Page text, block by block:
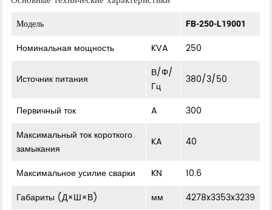
Модель FB-250-L19001
Номинальная мощность KVA 250
Источник питания
В/Φ/
Гц
380/3/50
Первичный ток A
300
Максимальный ток короткого
замыкания
KA 40
Максимальное усилие сварки KN
10.6
Габариты (Д×Ш×В)
мм 4278x3353x3239